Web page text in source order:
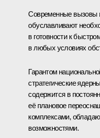
Современные вызовы
обуславливают
в готовности к
в любых условиях
Гарантом
стратегические
содержится в
её плановое
комплексами,
возможностями.